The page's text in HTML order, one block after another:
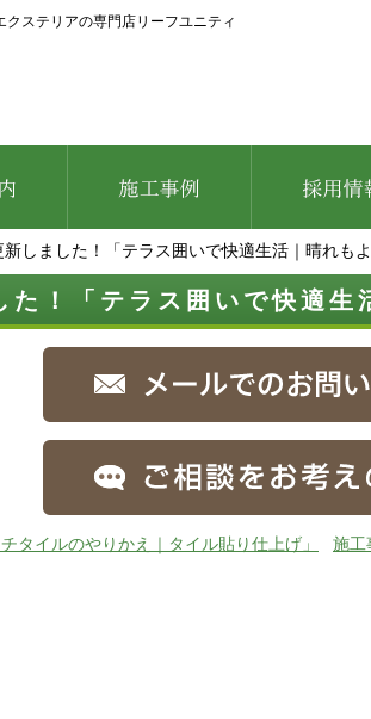
クステリアの専門店リーフユニティ
新しました！「テラス囲いで快適生活｜晴れもよ
た！「テラス囲いで快適生
タイルのやりかえ｜タイル貼り仕上げ」 施工